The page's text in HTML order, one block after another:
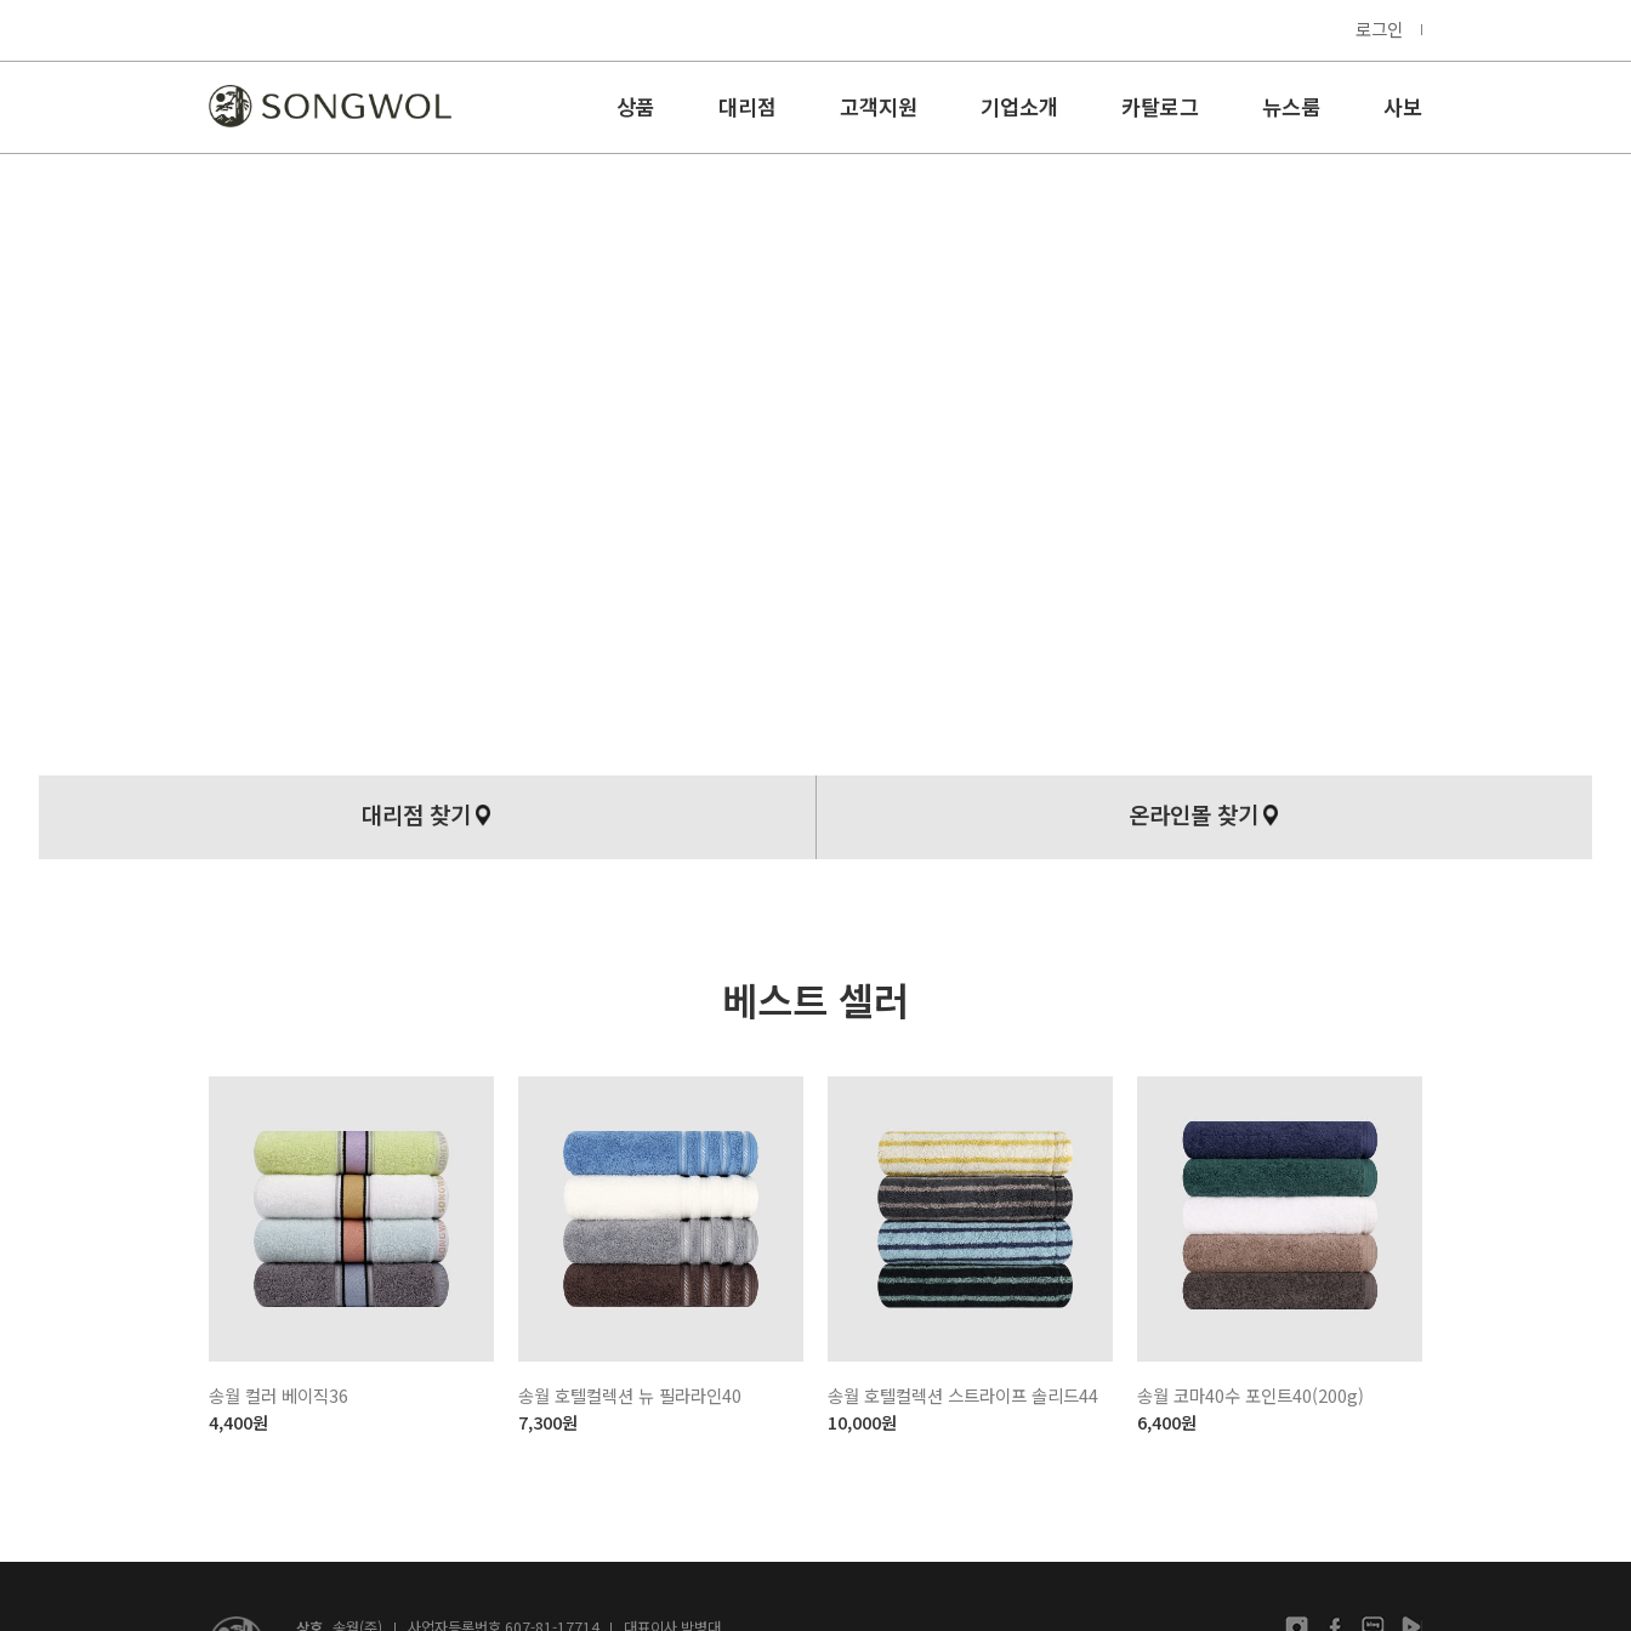
로그인
상품 대리점 고객지원 기업소개 카탈로그 뉴스룸 사보
대리점 찾기 온라인몰 찾기
베스트 셀러
송월 컬러 베이직36
4,400원
송월 호텔컬렉션 뉴 필라라인40
7,300원
송월 호텔컬렉션 스트라이프 솔리드44
10,000원
송월 코마40수 포인트40(200g)
6,400원